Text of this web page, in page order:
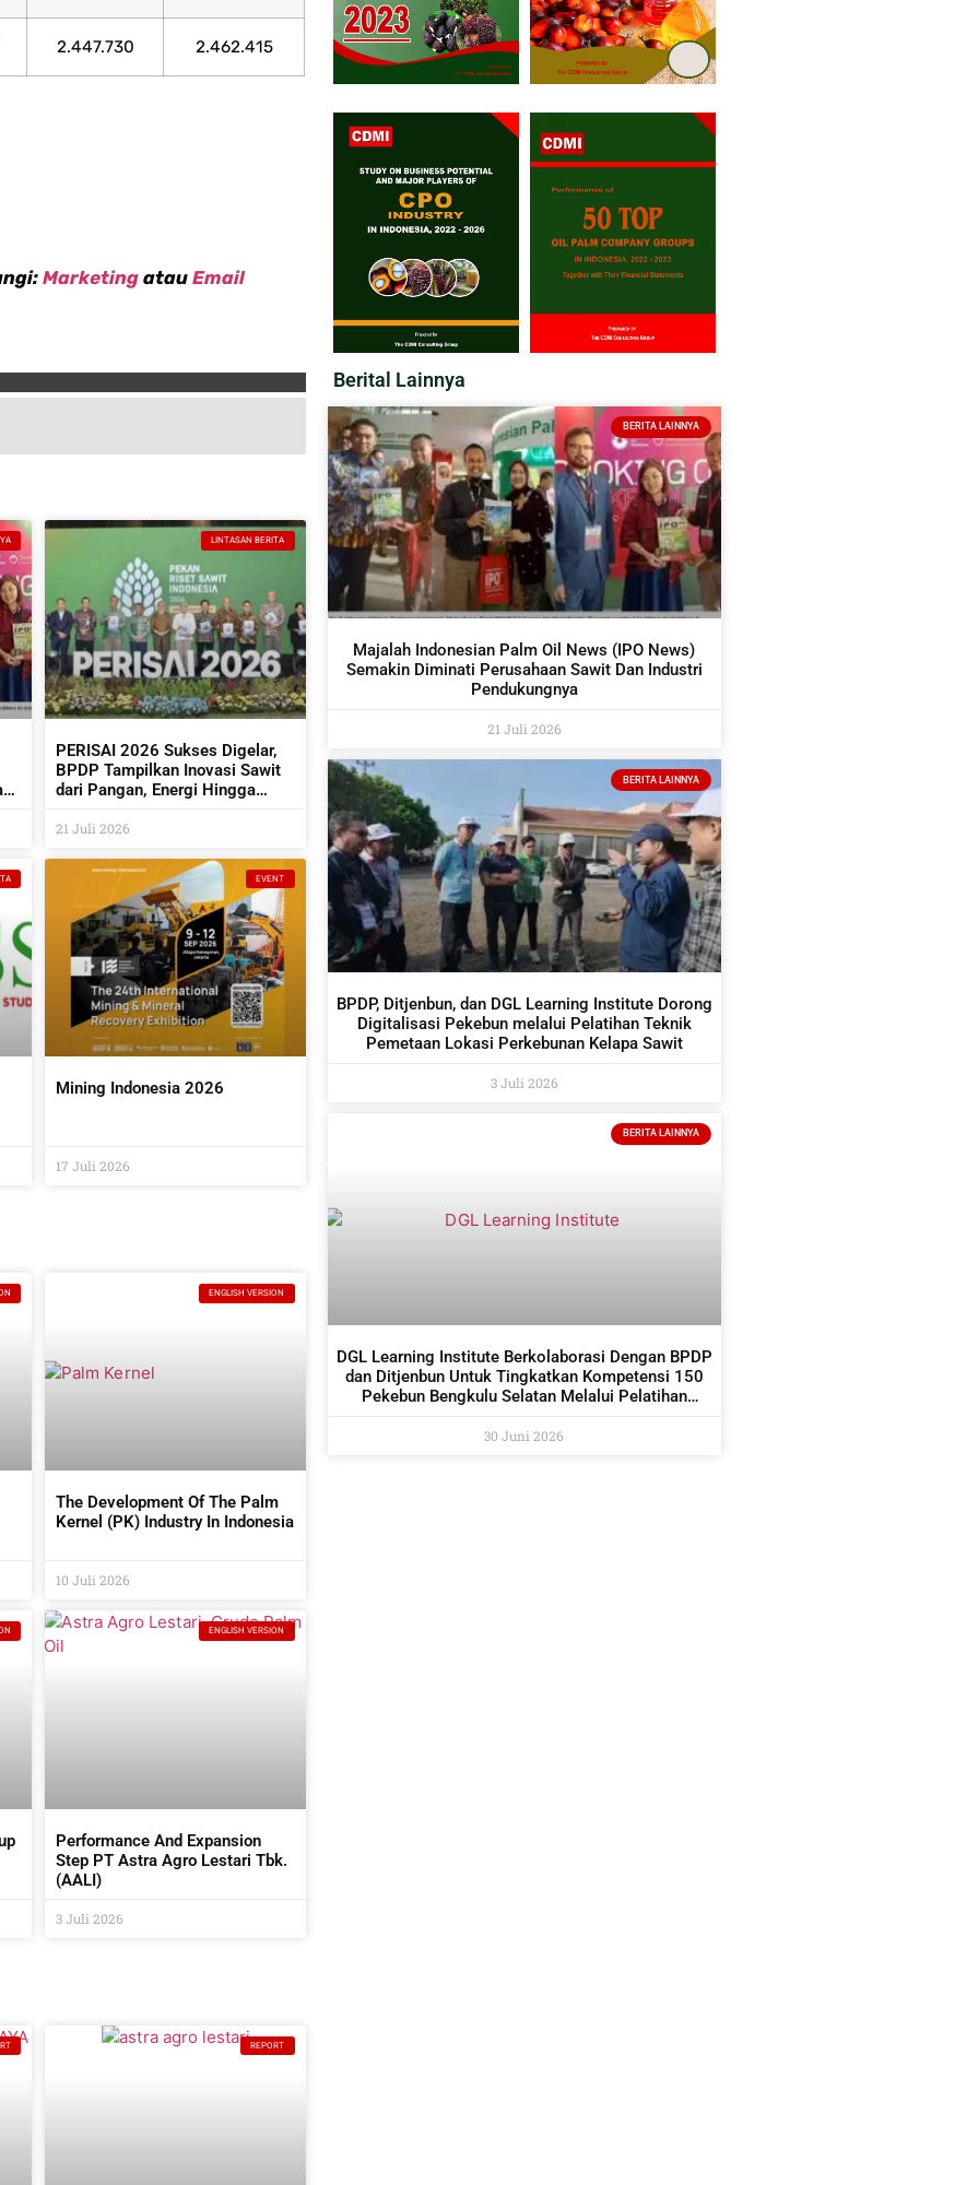
2.447.730 2.462.415
Marketing atau Email
LINTASAN BERITA
PERISAI 2026 Sukses Digelar,
BPDP Tampilkan Inovasi Sawit
dari Pangan, Energi Hingga
21 Juli 2026
EVENT
Mining Indonesia 2026
17 Juli 2026
ENGLISH VERSION
The Development Of The Palm
Kernel (PK) Industry In Indonesia
10 Juli 2026
ENGLISH VERSION
Performance And Expansion
Step PT Astra Agro Lestari Tbk.
(AALI)
3 Juli 2026
REPORT
Berital Lainnya
BERITA LAINNYA
Majalah Indonesian Palm Oil News (IPO News)
Semakin Diminati Perusahaan Sawit Dan Industri
Pendukungnya
21 Juli 2026
BERITA LAINNYA
BPDP, Ditjenbun, dan DGL Learning Institute Dorong
Digitalisasi Pekebun melalui Pelatihan Teknik
Pemetaan Lokasi Perkebunan Kelapa Sawit
3 Juli 2026
BERITA LAINNYA
DGL Learning Institute Berkolaborasi Dengan BPDP
dan Ditjenbun Untuk Tingkatkan Kompetensi 150
Pekebun Bengkulu Selatan Melalui Pelatihan
30 Juni 2026